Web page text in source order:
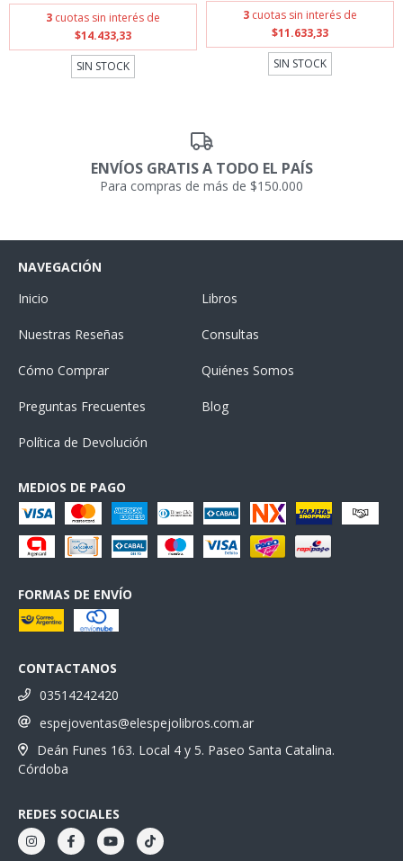
3 cuotas sin interés de
$14.433,33
SIN STOCK
3 cuotas sin interés de
$11.633,33
SIN STOCK
ENVÍOS GRATIS A TODO EL PAÍS
Para compras de más de $150.000
NAVEGACIÓN
Inicio
Libros
Nuestras Reseñas Consultas
Cómo Comprar Quiénes Somos
Preguntas Frecuentes Blog
Política de Devolución
MEDIOS DE PAGO
FORMAS DE ENVÍO
CONTACTANOS
03514242420
espejoventas@elespejolibros.com.ar
Deán Funes 163. Local 4 y 5. Paseo Santa Catalina.
Córdoba
REDES SOCIALES